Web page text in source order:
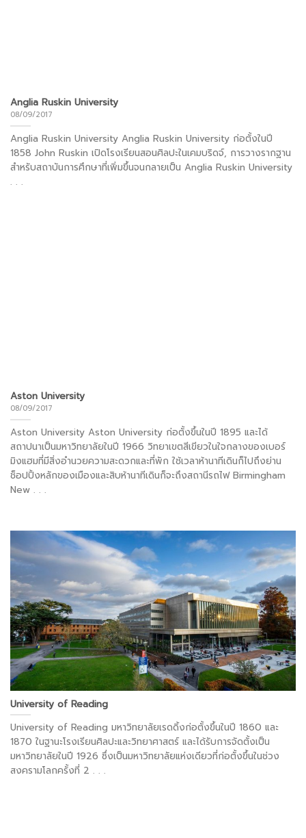
Anglia Ruskin University
08/09/2017
Anglia Ruskin University Anglia Ruskin University ก่อตั้งในปี
1858 John Ruskin เปิดโรงเรียนสอนศิลปะในเคมบริดจ์, การวางรากฐาน
สำหรับสถาบันการศึกษาที่เพิ่มขึ้นจนกลายเป็น Anglia Ruskin University
. . .
Aston University
08/09/2017
Aston University Aston University ก่อตั้งขึ้นในปี 1895 และได้
สถาปนาเป็นมหาวิทยาลัยในปี 1966 วิทยาเขตสีเขียวในใจกลางของเบอร์
มิงแฮมที่มีสิ่งอำนวยความสะดวกและที่พัก ใช้เวลาห้านาทีเดินก็ไปถึงย่าน
ช็อปปิ้งหลักของเมืองและสิบห้านาทีเดินก็จะถึงสถานีรถไฟ Birmingham
New . . .
University of Reading
University of Reading มหาวิทยาลัยเรดดิ้งก่อตั้งขึ้นในปี 1860 และ
1870 ในฐานะโรงเรียนศิลปะและวิทยาศาสตร์ และได้รับการจัดตั้งเป็น
มหาวิทยาลัยในปี 1926 ซึ่งเป็นมหาวิทยาลัยแห่งเดียวที่ก่อตั้งขึ้นในช่วง
สงครามโลกครั้งที่ 2 . . .